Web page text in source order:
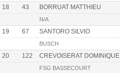
18 43 BORRUAT MATTHIEU
N/A
19 67 SANTORO SILVIO
BUSCH
20 122 CREVOISERAT DOMINIQUE
FSG BASSECOURT